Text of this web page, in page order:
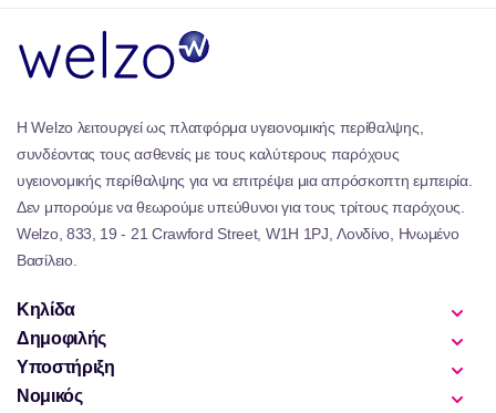
Η Welzo λειτουργεί ως πλατφόρμα υγειονομικής περίθαλψης,
συνδέοντας τους ασθενείς με τους καλύτερους παρόχους
υγειονομικής περίθαλψης για να επιτρέψει μια απρόσκοπτη εμπειρία.
Δεν μπορούμε να θεωρούμε υπεύθυνοι για τους τρίτους παρόχους.
Welzo, 833, 19 - 21 Crawford Street, W1H 1PJ, Λονδίνο, Ηνωμένο
Βασίλειο.
Κηλίδα
Δημοφιλής
Υποστήριξη
Νομικός